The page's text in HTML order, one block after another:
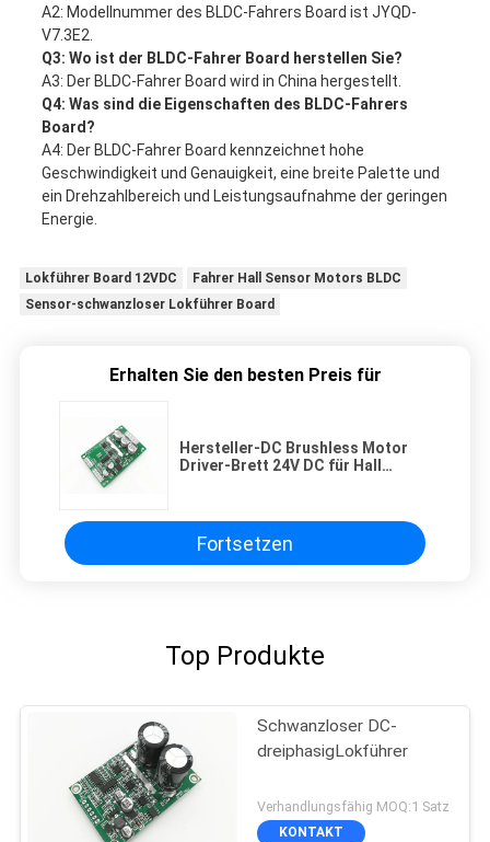
A2: Modellnummer des BLDC-Fahrers Board ist JYQD-
V7.3E2.
Q3: Wo ist der BLDC-Fahrer Board herstellen Sie?
A3: Der BLDC-Fahrer Board wird in China hergestellt.
Q4: Was sind die Eigenschaften des BLDC-Fahrers
Board?
A4: Der BLDC-Fahrer Board kennzeichnet hohe
Geschwindigkeit und Genauigkeit, eine breite Palette und
ein Drehzahlbereich und Leistungsaufnahme der geringen
Energie.
Lokführer Board 12VDC
Fahrer Hall Sensor Motors BLDC
Sensor-schwanzloser Lokführer Board
Erhalten Sie den besten Preis für
Hersteller-DC Brushless Motor
Driver-Brett 24V DC für Hall
Fortsetzen
Top Produkte
Schwanzloser DC-
dreiphasigLokführer
Verhandlungsfähig MOQ:1 Satz
KONTAKT